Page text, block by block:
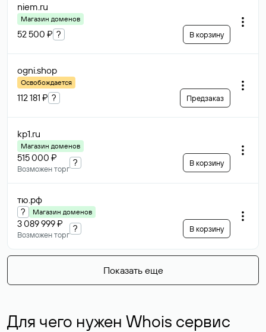
niem.ru
Магазин доменов
52 500 ₽ ? В корзину
ogni.shop
Освобождается
112 181 ₽ ? Предзаказ
kp1.ru
Магазин доменов
515 000 ₽
Возможен торг
? В корзину
тю.рф
? Магазин доменов
3 089 999 ₽
Возможен торг
? В корзину
Показать еще
Для чего нужен Whois сервис